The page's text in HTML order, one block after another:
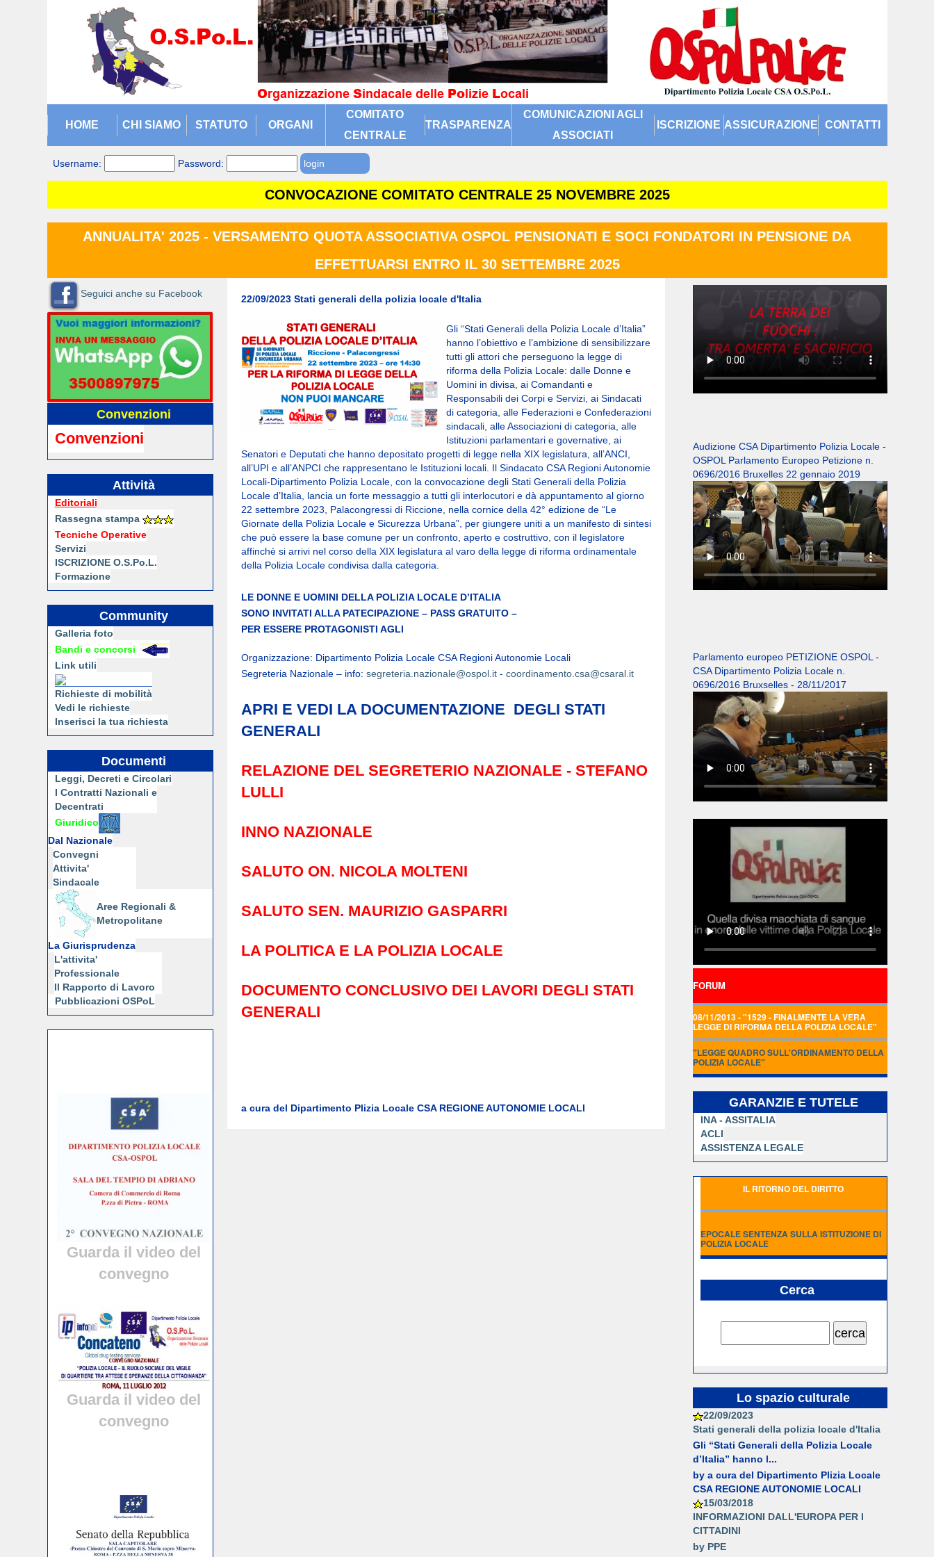
HOME CHI SIAMO STATUTO ORGANI
COMITATO
CENTRALE
TRASPARENZA
COMUNICAZIONI AGLI
ASSOCIATI
ISCRIZIONE ASSICURAZIONE CONTATTI
Username: Password:
CONVOCAZIONE COMITATO CENTRALE 25 NOVEMBRE 2025
ANNUALITA' 2025 - VERSAMENTO QUOTA ASSOCIATIVA OSPOL PENSIONATI E SOCI FONDATORI IN PENSIONE DA
EFFETTUARSI ENTRO IL 30 SETTEMBRE 2025
Seguici anche su Facebook
Convenzioni
Convenzioni
Attività
Editoriali
Rassegna stampa
Tecniche Operative
Servizi
ISCRIZIONE O.S.Po.L.
Formazione
Community
Galleria foto
Bandi e concorsi
Link utili
Richieste di mobilità
Vedi le richieste
Inserisci la tua richiesta
Documenti
Leggi, Decreti e Circolari
I Contratti Nazionali e
Decentrati
Giuridico
Dal Nazionale
Convegni
Attivita'
Sindacale
Aree Regionali &
Metropolitane
La Giurisprudenza
L'attivita'
Professionale
Il Rapporto di Lavoro
Pubblicazioni OSPoL
Guarda il video del
convegno
Guarda il video del
convegno
22/09/2023 Stati generali della polizia locale d'Italia
Gli “Stati Generali della Polizia Locale d’Italia”
hanno l’obiettivo e l’ambizione di sensibilizzare
tutti gli attori che perseguono la legge di
riforma della Polizia Locale: dalle Donne e
Uomini in divisa, ai Comandanti e
Responsabili dei Corpi e Servizi, ai Sindacati
di categoria, alle Federazioni e Confederazioni
sindacali, alle Associazioni di categoria, alle
Istituzioni parlamentari e governative, ai
Senatori e Deputati che hanno depositato progetti di legge nella XIX legislatura, all’ANCI,
all’UPI e all’ANPCI che rappresentano le Istituzioni locali. Il Sindacato CSA Regioni Autonomie
Locali-Dipartimento Polizia Locale, con la convocazione degli Stati Generali della Polizia
Locale d’Italia, lancia un forte messaggio a tutti gli interlocutori e dà appuntamento al giorno
22 settembre 2023, Palacongressi di Riccione, nella cornice della 42° edizione de “Le
Giornate della Polizia Locale e Sicurezza Urbana”, per giungere uniti a un manifesto di sintesi
che può essere la base comune per un confronto, aperto e costruttivo, con il legislatore
affinchè si arrivi nel corso della XIX legislatura al varo della legge di riforma ordinamentale
della Polizia Locale condivisa dalla categoria.
LE DONNE E UOMINI DELLA POLIZIA LOCALE D’ITALIA
SONO INVITATI ALLA PATECIPAZIONE – PASS GRATUITO –
PER ESSERE PROTAGONISTI AGLI
Organizzazione: Dipartimento Polizia Locale CSA Regioni Autonomie Locali
Segreteria Nazionale – info: segreteria.nazionale@ospol.it- coordinamento.csa@csaral.it
APRI E VEDI LA DOCUMENTAZIONE DEGLI STATI
GENERALI
RELAZIONE DEL SEGRETERIO NAZIONALE - STEFANO
LULLI
INNO NAZIONALE
SALUTO ON. NICOLA MOLTENI
SALUTO SEN. MAURIZIO GASPARRI
LA POLITICA E LA POLIZIA LOCALE
DOCUMENTO CONCLUSIVO DEI LAVORI DEGLI STATI
GENERALI
a cura del Dipartimento Plizia Locale CSA REGIONE AUTONOMIE LOCALI
Audizione CSA Dipartimento Polizia Locale -
OSPOL Parlamento Europeo Petizione n.
0696/2016 Bruxelles 22 gennaio 2019
Parlamento europeo PETIZIONE OSPOL -
CSA Dipartimento Polizia Locale n.
0696/2016 Bruxselles - 28/11/2017
FORUM
08/11/2013 - "1529 - FINALMENTE LA VERA
LEGGE DI RIFORMA DELLA POLIZIA LOCALE"
"LEGGE QUADRO SULL'ORDINAMENTO DELLA
POLIZIA LOCALE"
GARANZIE E TUTELE
INA - ASSITALIA
ACLI
ASSISTENZA LEGALE
IL RITORNO DEL DIRITTO
EPOCALE SENTENZA SULLA ISTITUZIONE DI
POLIZIA LOCALE
Cerca
Lo spazio culturale
22/09/2023
Stati generali della polizia locale d'Italia
Gli “Stati Generali della Polizia Locale
d’Italia” hanno l...
by a cura del Dipartimento Plizia Locale
CSA REGIONE AUTONOMIE LOCALI
15/03/2018
INFORMAZIONI DALL'EUROPA PER I
CITTADINI
by PPE